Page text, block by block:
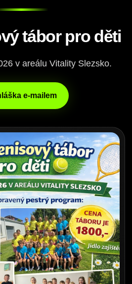
tábor pro děti
v areálu Vitality Slezsko.
e-mailem